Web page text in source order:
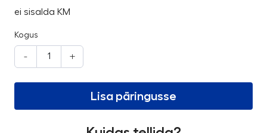
ei sisalda KM
Kogus
- +
Lisa päringusse